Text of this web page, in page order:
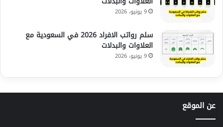
9 يونيو، 2026
سلم رواتب الافراد 2026 في السعودية مع
العلاوات والبدلات
9 يونيو، 2026
عن الموقع